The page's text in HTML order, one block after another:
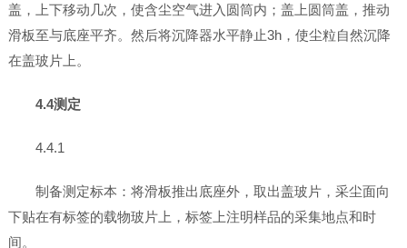
盖，上下移动几次，使含尘空气进入圆筒内；盖上圆筒盖，推动
滑板至与底座平齐。然后将沉降器水平静止3h，使尘粒自然沉降
在盖玻片上。
4.4测定
4.4.1
制备测定标本：将滑板推出底座外，取出盖玻片，采尘面向
下贴在有标签的载物玻片上，标签上注明样品的采集地点和时
间。